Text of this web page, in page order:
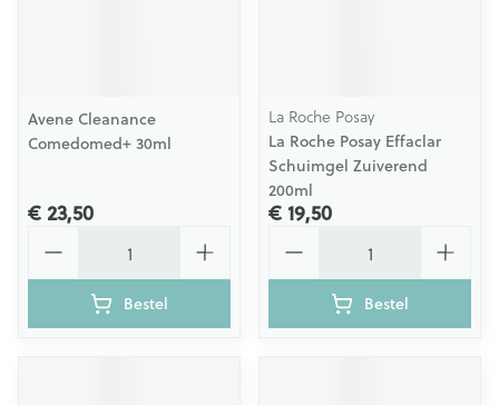
Avene Cleanance
Comedomed+ 30ml
€ 23,50
Bestel
La Roche Posay
La Roche Posay Effaclar
Schuimgel Zuiverend
200ml
€ 19,50
Bestel